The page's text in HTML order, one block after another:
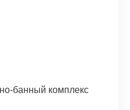
банный комплекс